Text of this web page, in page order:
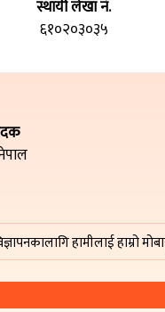
स्थायी लेखा नं.
६१०२०३०३५
हामीलाई हाम्रो